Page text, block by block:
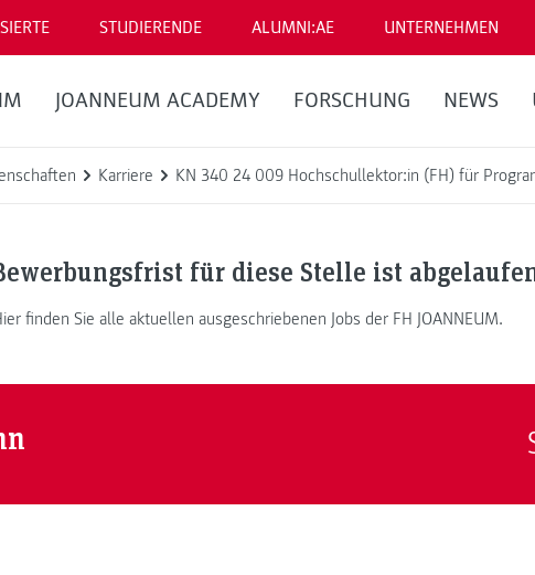
STUDIERENDE ALUMNI:AE UNTERNEHMEN
JOANNEUM ACADEMY FORSCHUNG NEWS
Karriere KN 340 24 009 Hochschullektor:in (FH) für
für diese Stelle ist
finden Sie alle aktuellen ausgeschriebenen Jobs der FH JOANNEUM.